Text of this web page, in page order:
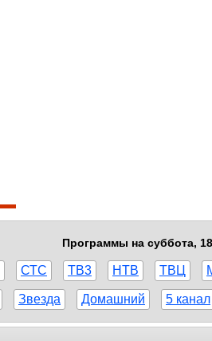
Программы на суббота,
СТС ТВ3 НТВ ТВЦ
Звезда Домашний 5 канал